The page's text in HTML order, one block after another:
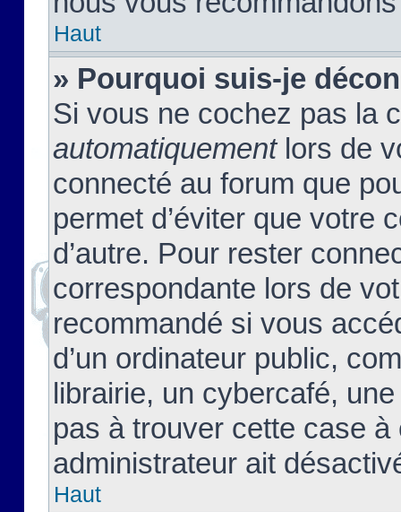
Haut
» Pourquoi suis-je
Si vous ne cochez pas la
automatiquementlors de
connecté au forum que
permet d’éviter que votre
d’autre. Pour rester
correspondante lors de
recommandé si vous
d’un ordinateur public,
librairie, un cybercafé,
pas à trouver cette case à
administrateur ait
Haut